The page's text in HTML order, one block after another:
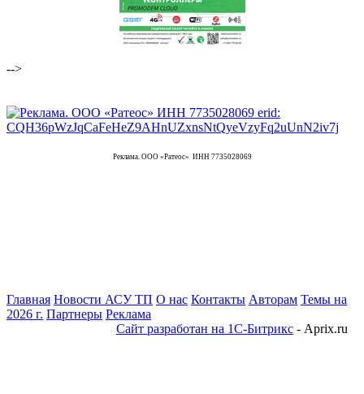
-->
Реклама. ООО «Ратеос» ИНН 7735028069
Главная Новости АСУ ТП О нас Контакты Авторам Темы на
2026 г. Партнеры Реклама
Сайт разработан на 1С-Битрикс - Aprix.ru